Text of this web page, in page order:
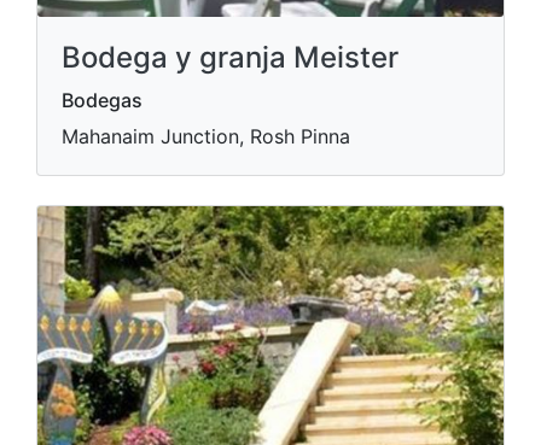
Bodega y granja Meister
Bodegas
Mahanaim Junction, Rosh Pinna